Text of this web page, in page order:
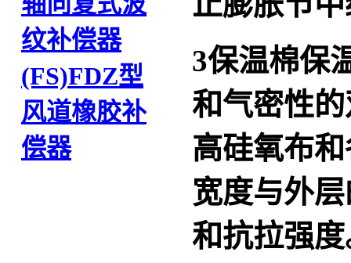
纹补偿器
(FS)FDZ型
风道橡胶补
偿器
3保温棉保
和气密性
高硅氧布
宽度与外
和抗拉强